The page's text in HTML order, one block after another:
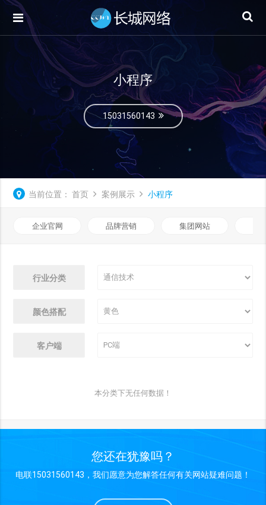
小程序
15031560143
当前位置： 首页 案例展示 小程序
企业官网 品牌营销 集团网站
行业分类
颜色搭配
客户端
本分类下无任何数据！
您还在犹豫吗？
电联15031560143，我们愿意为您解答任何有关网站疑难问题！